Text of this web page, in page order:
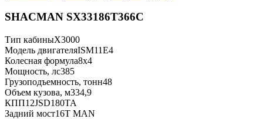
SHACMAN SX33186T366C
Тип кабиныX3000
Модель двигателяISM11E4
Колесная формула8x4
Мощность, лс385
Грузоподъемность, тонн48
Объем кузова, м334,9
КПП12JSD180TA
Задний мост16T MAN